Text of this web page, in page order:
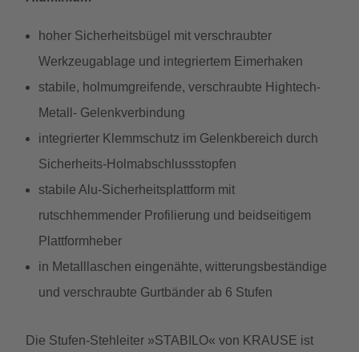
hoher Sicherheitsbügel mit verschraubter
Werkzeugablage und integriertem Eimerhaken
stabile, holmumgreifende, verschraubte Hightech-
Metall- Gelenkverbindung
integrierter Klemmschutz im Gelenkbereich durch
Sicherheits-Holmabschlussstopfen
stabile Alu-Sicherheitsplattform mit
rutschhemmender Profilierung und beidseitigem
Plattformheber
in Metalllaschen eingenähte, witterungsbeständige
und verschraubte Gurtbänder ab 6 Stufen
Die Stufen-Stehleiter »STABILO« von KRAUSE ist